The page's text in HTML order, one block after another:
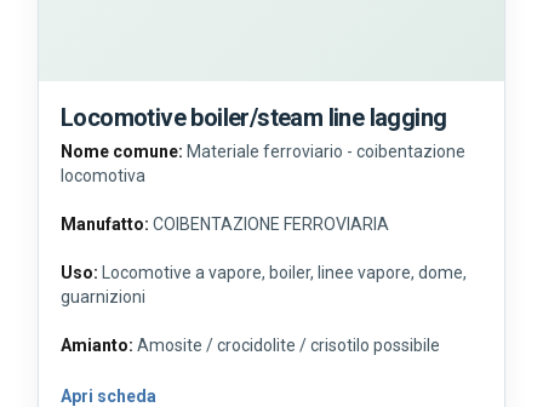
Locomotive boiler/steam line lagging
Nome comune: Materiale ferroviario - coibentazione
locomotiva
Manufatto: COIBENTAZIONE FERROVIARIA
Uso: Locomotive a vapore, boiler, linee vapore, dome,
guarnizioni
Amianto: Amosite / crocidolite / crisotilo possibile
Apri scheda